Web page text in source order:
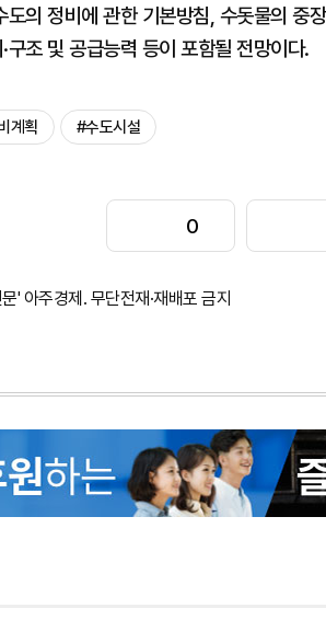
도의 정비에 관한 기본방침, 수돗물의 중
구조 및 공급능력 등이 포함될 전망이다.
계획 #수도시설
0
' 아주경제. 무단전재·재배포 금지